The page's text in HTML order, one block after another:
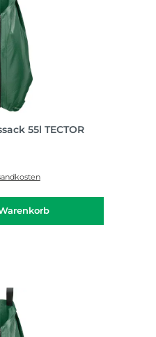
55l TECTOR